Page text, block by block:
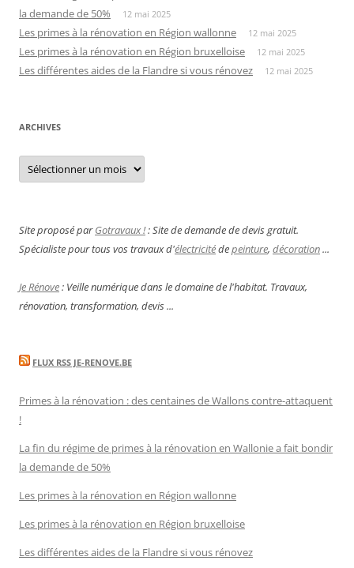
la demande de 50%
12 mai 2025
Les primes à la rénovation en Région wallonne 12 mai 2025
Les primes à la rénovation en Région bruxelloise 12 mai 2025
Les différentes aides de la Flandre si vous rénovez 12 mai 2025
ARCHIVES
Archives
Site proposé parGotravaux !: Site de demande de devis gratuit.
Spécialiste pour tous vos travaux d'électricitédepeinture, décoration...
Je Rénove: Veille numérique dans le domaine de l'habitat. Travaux,
rénovation, transformation, devis ...
FLUX RSS JE-RENOVE.BE
Primes à la rénovation : des centaines de Wallons contre-attaquent
!
La fin du régime de primes à la rénovation en Wallonie a fait bondir
la demande de 50%
Les primes à la rénovation en Région wallonne
Les primes à la rénovation en Région bruxelloise
Les différentes aides de la Flandre si vous rénovez